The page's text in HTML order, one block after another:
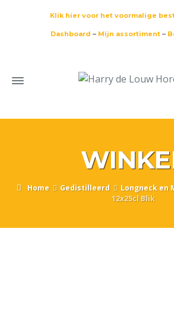
Klik hier voor het voormalige
Dashboard – Mijn assortiment–
Home Gedistilleerd Longneck en
12x25cl Blik